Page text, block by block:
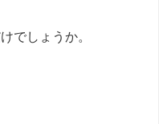
でしょうか。